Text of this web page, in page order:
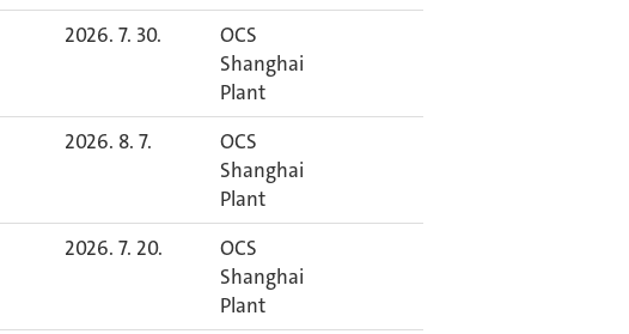
2026. 7. 30.
OCS
Shanghai
Plant
2026. 8. 7.
OCS
Shanghai
Plant
2026. 7. 20.
OCS
Shanghai
Plant